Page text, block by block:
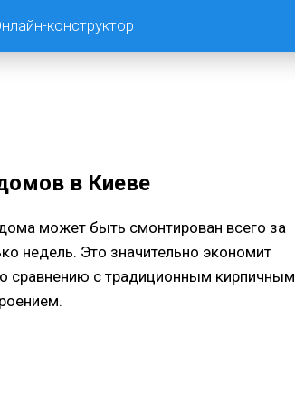
конструктор
в Киеве
может быть смонтирован всего за
недель. Это значительно экономит
сравнению с традиционным кирпичным